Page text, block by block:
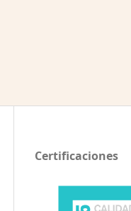
Certificaciones